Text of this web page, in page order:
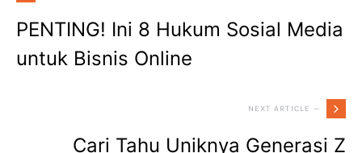
PENTING! Ini 8 Hukum Sosial Media
untuk Bisnis Online
NEXT ARTICLE —
Cari Tahu Uniknya Generasi Z